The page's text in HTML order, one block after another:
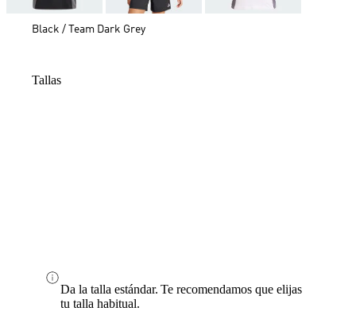
Black / Team Dark Grey
Tallas
Da la talla estándar. Te recomendamos que elijas
tu talla habitual.